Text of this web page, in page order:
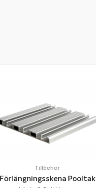
Tillbehör
Förlängningsskena Pooltak